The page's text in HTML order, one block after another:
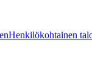
Henkilökohtainen